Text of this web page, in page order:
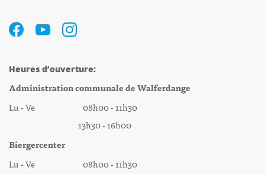
Heures d’ouverture:
Administration communale de Walferdange
Lu - Ve 08h00 - 11h30
13h30 - 16h00
Biergercenter
Lu - Ve 08h00 - 11h30